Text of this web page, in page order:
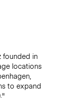
founded in
locations
to expand